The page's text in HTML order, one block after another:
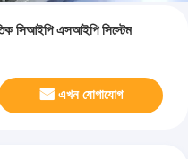
সিআইপি এসআইপি সিস্টেম
এখন যোগাযোগ